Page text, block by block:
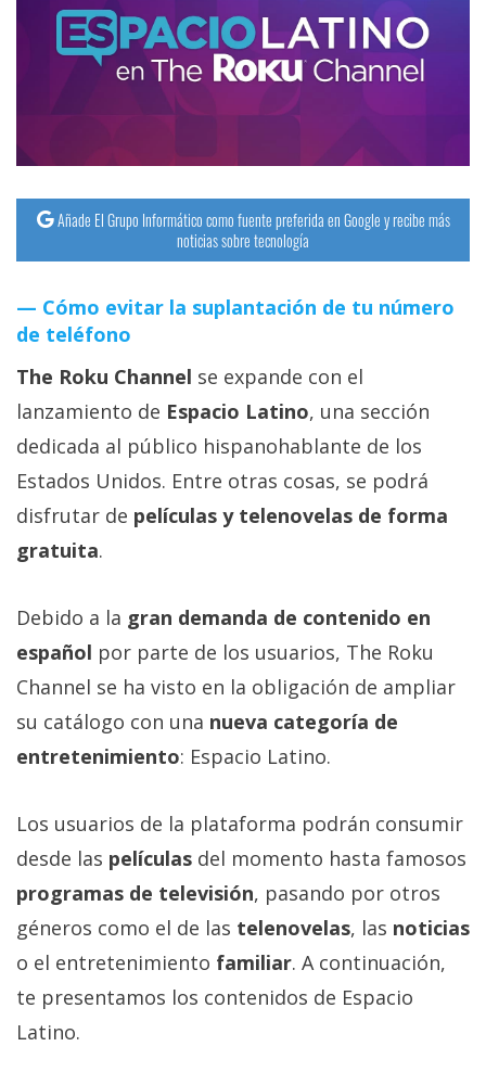
Operadores
y
Tutoriales
Ciberseguridad
Sistemas
operativos
Profesional
+
Más
temas
Foros
Contacto
Sobre
/
Publicidad
Cambiar
opciones
de
privacidad
Aviso
Añade El Grupo Informático como fuente preferida en Google y recibe más
noticias sobre tecnología
Cómo evitar la suplantación de tu número
de teléfono
The Roku Channel se expande con el
lanzamiento de Espacio Latino, una sección
dedicada al público hispanohablante de los
Estados Unidos. Entre otras cosas, se podrá
disfrutar de películas y telenovelas de forma
gratuita.
Debido a la gran demanda de contenido en
español por parte de los usuarios, The Roku
Channel se ha visto en la obligación de ampliar
su catálogo con una nueva categoría de
entretenimiento: Espacio Latino.
Los usuarios de la plataforma podrán consumir
desde las películas del momento hasta famosos
programas de televisión, pasando por otros
géneros como el de las telenovelas, las noticias
o el entretenimiento familiar. A continuación,
te presentamos los contenidos de Espacio
Latino.